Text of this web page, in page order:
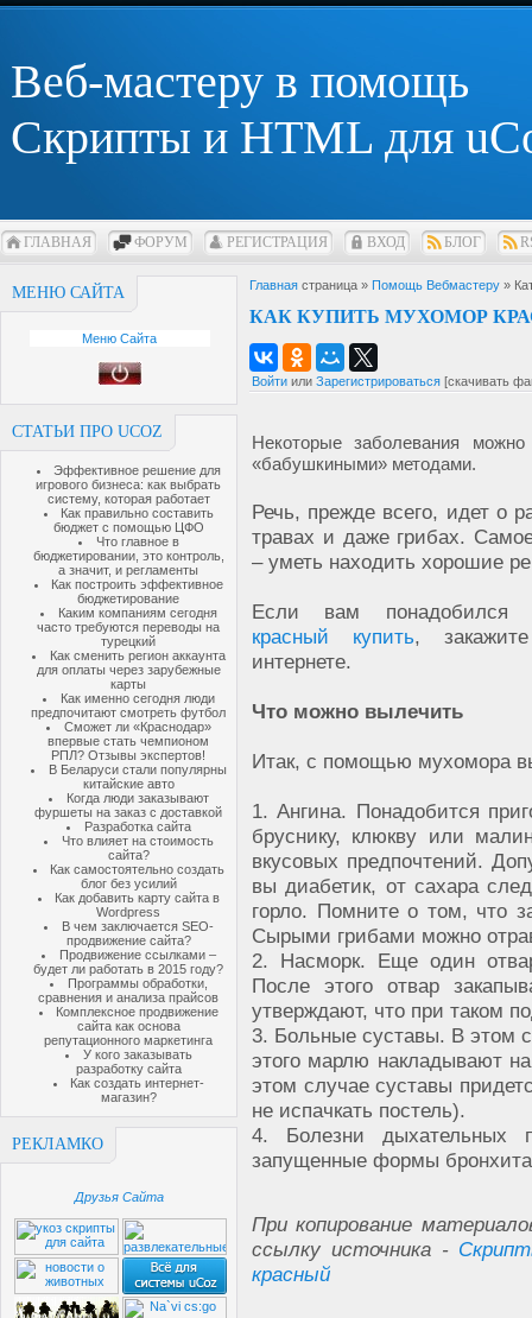
Веб-мастеру в помощь
Скрипты и HTML для
ГЛАВНАЯ ФОРУМ РЕГИСТРАЦИЯ ВХОД БЛОГ
МЕНЮ САЙТА
Меню Сайта
СТАТЬИ ПРО UCOZ
Эффективное решение для
игрового бизнеса: как выбрать
систему, которая работает
Как правильно составить
бюджет с помощью ЦФО
Что главное в
бюджетировании, это контроль,
а значит, и регламенты
Как построить эффективное
бюджетирование
Каким компаниям сегодня
часто требуются переводы на
турецкий
Как сменить регион аккаунта
для оплаты через зарубежные
карты
Как именно сегодня люди
предпочитают смотреть футбол
Сможет ли «Краснодар»
впервые стать чемпионом
РПЛ? Отзывы экспертов!
В Беларуси стали популярны
китайские авто
Когда люди заказывают
фуршеты на заказ с доставкой
Разработка сайта
Что влияет на стоимость
сайта?
Как самостоятельно создать
блог без усилий
Как добавить карту сайта в
Wordpress
В чем заключается SEO-
продвижение сайта?
Продвижение ссылками –
будет ли работать в 2015 году?
Программы обработки,
сравнения и анализа прайсов
Комплексное продвижение
сайта как основа
репутационного маркетинга
У кого заказывать
разработку сайта
Как создать интернет-
магазин?
РЕКЛАМКО
Друзья Сайта
Главная страница » Помощь Вебмастеру »
КАК КУПИТЬ МУХОМОР
Войти или Зарегистрироваться [скачивать
Некоторые заболевания можно
«бабушкиными» методами.
Речь, прежде всего, идет о
травах и даже грибах.
– уметь находить хорошие
Если вам понадобился
красный купить,
интернете.
Что можно вылечить
Итак, с помощью мухомора
1. Ангина. Понадобится
бруснику, клюкву или
вкусовых предпочтений.
вы диабетик, от сахара
горло. Помните о том, что
Сырыми грибами можно
2. Насморк. Еще один
После этого отвар
утверждают, что при таком
3. Больные суставы. В этом
этого марлю накладывают
этом случае суставы
не испачкать постель).
4. Болезни дыхательных
запущенные формы
При копирование
ссылку источника -
красный